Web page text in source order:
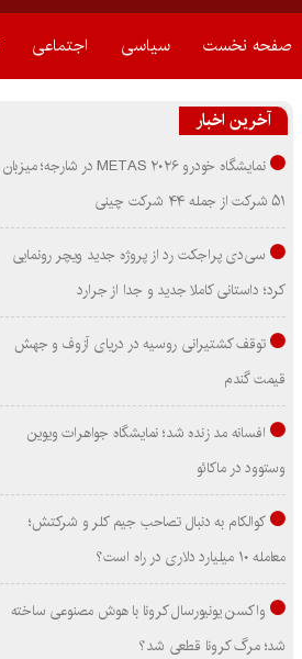
صفحه نخست سیاسی اجتماعی
آخرین اخبار
نمایشگاه خودرو METAS ۲۰۲۶ در شارجه؛ میزبان
۵۱ شرکت از جمله ۴۴ شرکت چینی
سی‌دی پراجکت رد از پروژه جدید ویچر رونمایی
کرد؛ داستانی کاملا جدید و جدا از جرارد
توقف کشتیرانی روسیه در دریای آزوف و جهش
قیمت گندم
افسانه مد زنده شد؛ نمایشگاه جواهرات ویوین
وستوود در ماکائو
کوالکام به دنبال تصاحب جیم کلر و شرکتش؛
معامله ۱۰ میلیارد دلاری در راه است؟
واکسن یونیورسال کرونا با هوش مصنوعی ساخته
شد؛ مرگ کرونا قطعی شد؟